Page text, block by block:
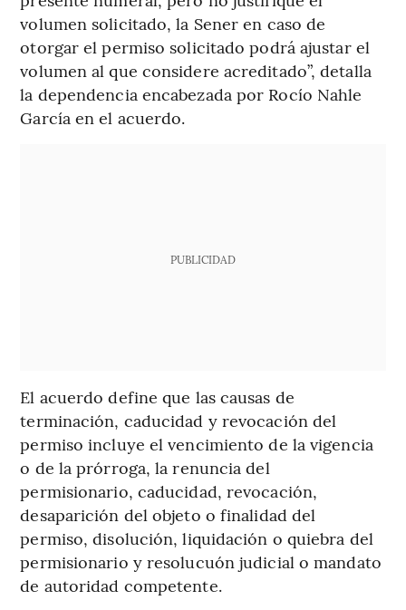
volumen solicitado, la Sener en caso de
otorgar el permiso solicitado podrá ajustar el
volumen al que considere acreditado”, detalla
la dependencia encabezada por Rocío Nahle
García en el acuerdo.
PUBLICIDAD
El acuerdo define que las causas de
terminación, caducidad y revocación del
permiso incluye el vencimiento de la vigencia
o de la prórroga, la renuncia del
permisionario, caducidad, revocación,
desaparición del objeto o finalidad del
permiso, disolución, liquidación o quiebra del
permisionario y resolucuón judicial o mandato
de autoridad competente.